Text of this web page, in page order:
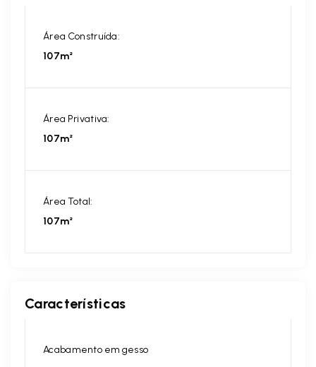
Área Construída:
107m²
Área Privativa:
107m²
Área Total:
107m²
Características
Acabamento em gesso